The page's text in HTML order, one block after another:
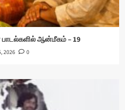
ஆன்மீகம் – 19
2026 0